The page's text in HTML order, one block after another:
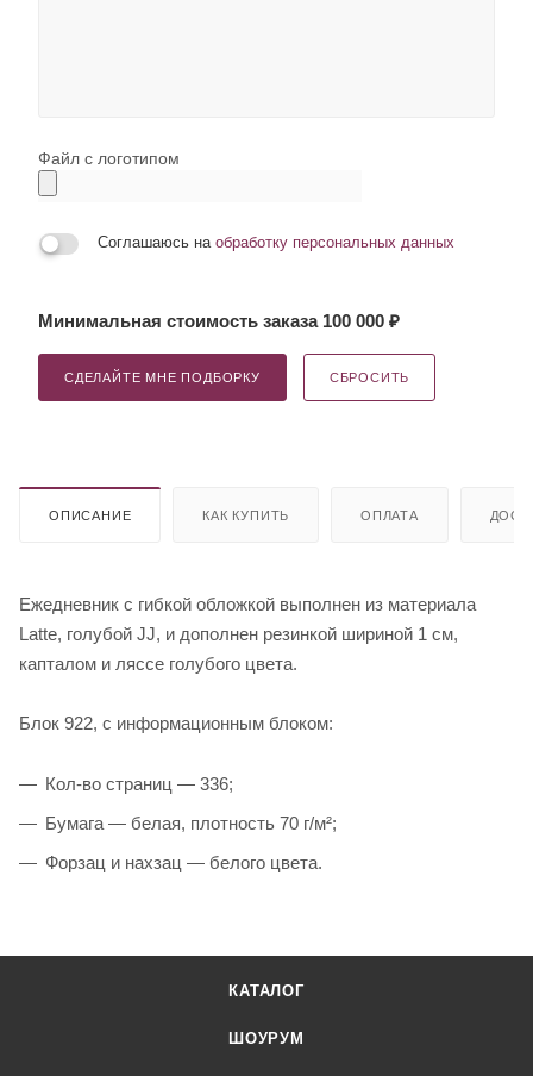
Файл с логотипом
Соглашаюсь на обработку персональных данных
Минимальная стоимость заказа 100 000 ₽
СДЕЛАЙТЕ МНЕ ПОДБОРКУ СБРОСИТЬ
ОПИСАНИЕ КАК КУПИТЬ ОПЛАТА
Ежедневник с гибкой обложкой выполнен из материала
Latte, голубой JJ, и дополнен резинкой шириной 1 см,
капталом и ляссе голубого цвета.
Блок 922, с информационным блоком:
Кол-во страниц — 336;
Бумага — белая, плотность 70 г/м²;
Форзац и нахзац — белого цвета.
КАТАЛОГ
ШОУРУМ